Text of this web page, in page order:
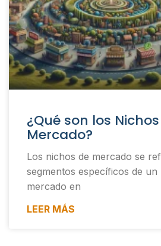
¿Qué son los
Mercado?
Los nichos de mercado se
segmentos específicos de un
mercado en
LEER MÁS